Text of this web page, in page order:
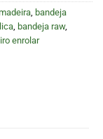
bandeja
bandeja raw,
enrolar